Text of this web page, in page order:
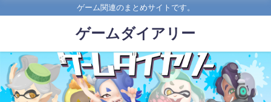
ゲーム関連のまとめサイトです。
ゲームダイアリー